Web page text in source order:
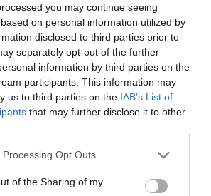
you may continue seeing
on personal information utilized by
disclosed to third parties prior to
separately opt-out of the further
information by third parties on the
participants. This information may
us to third parties on the IAB’s List of
that may further disclose it to other
website/app uses one or more Google
or usage behaviour. You may click to
Opt Outs
of the Sharing of my
APV 12 Κουτί
Διακλάδωσης Αλουμινίου
28,27 €